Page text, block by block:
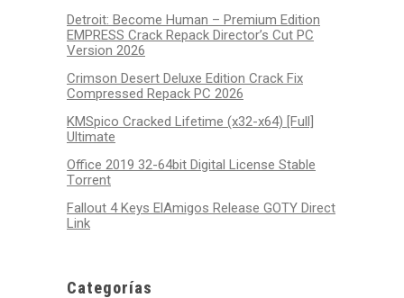
Detroit: Become Human – Premium Edition
EMPRESS Crack Repack Director’s Cut PC
Version 2026
Crimson Desert Deluxe Edition Crack Fix
Compressed Repack PC 2026
KMSpico Cracked Lifetime (x32-x64) [Full]
Ultimate
Office 2019 32-64bit Digital License Stable
Tоrrеnt
Fallout 4 Keys ElAmigos Release GOTY Direct
Link
Categorías